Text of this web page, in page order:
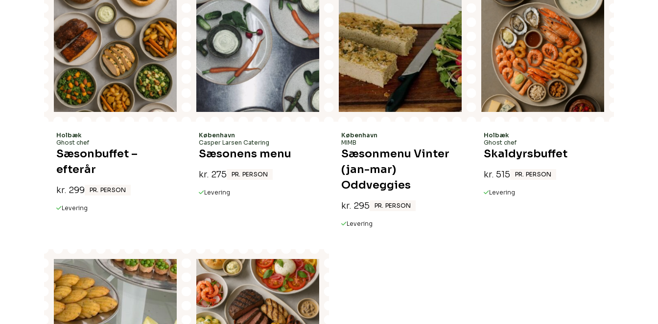
Ingen varer i kurven.
Go To Shop
Holbæk
Ghost chef
Sæsonbuffet –
efterår
kr. 299 PR. PERSON
Levering
København
Casper Larsen Catering
Sæsonens menu
kr. 275 PR. PERSON
Levering
København
MIMB
Sæsonmenu Vinter
(jan-mar)
Oddveggies
kr. 295 PR. PERSON
Levering
Holbæk
Ghost chef
Skaldyrsbuffet
kr. 515 PR. PERSON
Levering
Tilbud!